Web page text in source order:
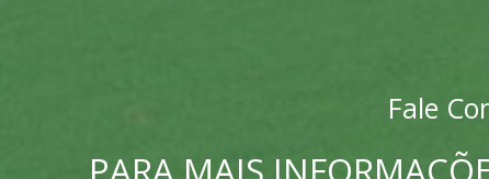
Fale